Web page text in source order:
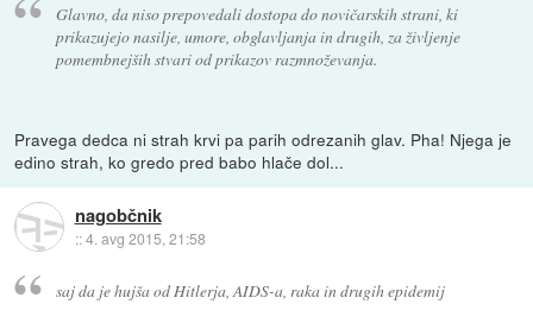
Glavno, da niso prepovedali dostopa do novičarskih strani, ki
prikazujejo nasilje, umore, obglavljanja in drugih, za življenje
pomembnejših stvari od prikazov razmnoževanja.
Pravega dedca ni strah krvi pa parih odrezanih glav. Pha! Njega je
edino strah, ko gredo pred babo hlače dol...
nagobčnik
::4. avg 2015, 21:58
saj da je hujša od Hitlerja, AIDS-a, raka in drugih epidemij